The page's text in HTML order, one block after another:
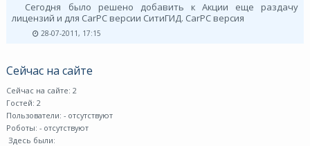
Сегодня было решено добавить к Акции еще раздачу
лицензий и для CarPC версии СитиГИД. CarPC версия
28-07-2011, 17:15
Сейчас на сайте
Сейчас на сайте: 2
Гостей: 2
Пользователи: - отсутствуют
Роботы: - отсутствуют
Здесь были: